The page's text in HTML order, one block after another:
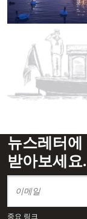
뉴스레터
받아보세요.
중요 링크